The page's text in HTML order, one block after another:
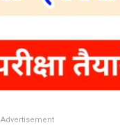
Advertisement